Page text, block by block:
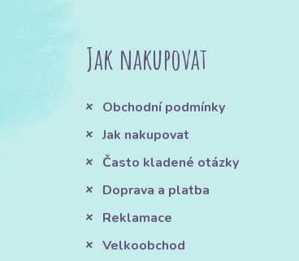
Jak nakupovat
Obchodní podmínky
Jak nakupovat
Často kladené otázky
Doprava a platba
Reklamace
Velkoobchod